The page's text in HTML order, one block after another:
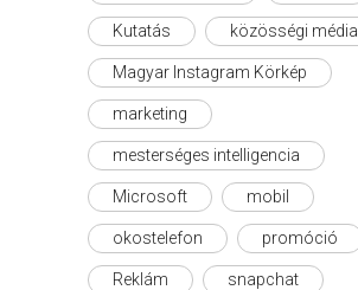
Kutatás közösségi média
Magyar Instagram Körkép
marketing
mesterséges intelligencia
Microsoft mobil
okostelefon promóció
Reklám snapchat